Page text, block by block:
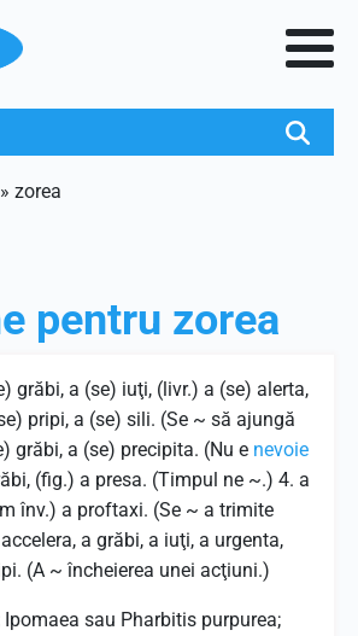
» zorea
pentru zorea
grăbi, a (se) iuţi, (livr.) a (se) alerta,
pripi, a (se) sili. (Se ~ să ajungă
grăbi, a (se) precipita. (Nu e nevoie
(fig.) a presa. (Timpul ne ~.) 4. a
înv.) a proftaxi. (Se ~ a trimite
a grăbi, a iuţi, a urgenta,
(A ~ încheierea unei acţiuni.)
Ipomaea sau Pharbitis purpurea;